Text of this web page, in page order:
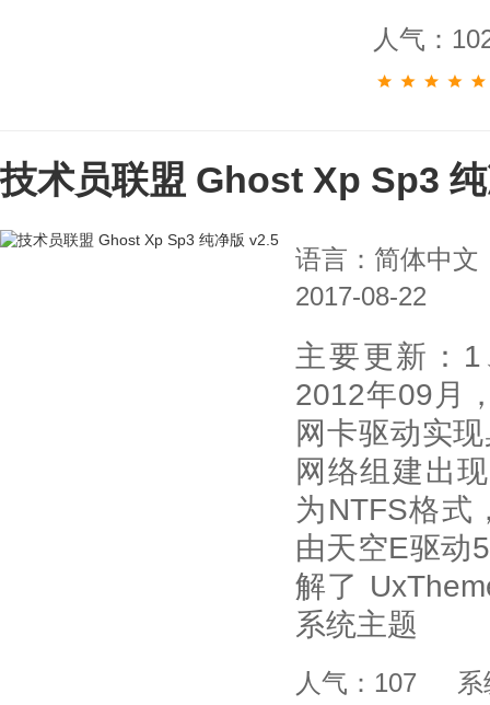
人气：
技术员联盟 Ghost Xp Sp3
语言：简体中文
2017-08-22
主要更新：
2012年09月
网卡驱动实
网络组建出
为NTFS格式
由天空E驱动
解了
系统主题
人气：107